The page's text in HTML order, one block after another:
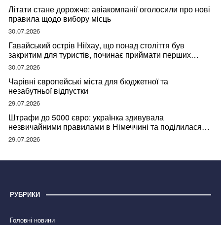
Літати стане дорожче: авіакомпанії оголосили про нові
правила щодо вибору місць
30.07.2026
Гавайський острів Ніїхау, що понад століття був
закритим для туристів, починає приймати перших
відвідувачів
30.07.2026
Чарівні європейські міста для бюджетної та
незабутньої відпустки
29.07.2026
Штрафи до 5000 євро: українка здивувала
незвичайними правилами в Німеччині та поділилася
правдою
29.07.2026
РУБРИКИ
Головні новини